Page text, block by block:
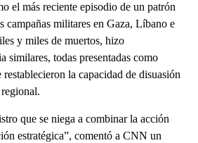
el más reciente episodio de un patrón
campañas militares en Gaza, Líbano e
y miles de muertos, hizo
similares, todas presentadas como
la capacidad de disuasión
que se niega a combinar la acción
estratégica”, comentó a CNN un